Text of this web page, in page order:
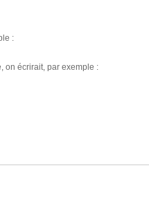
:
on écrirait, par exemple :